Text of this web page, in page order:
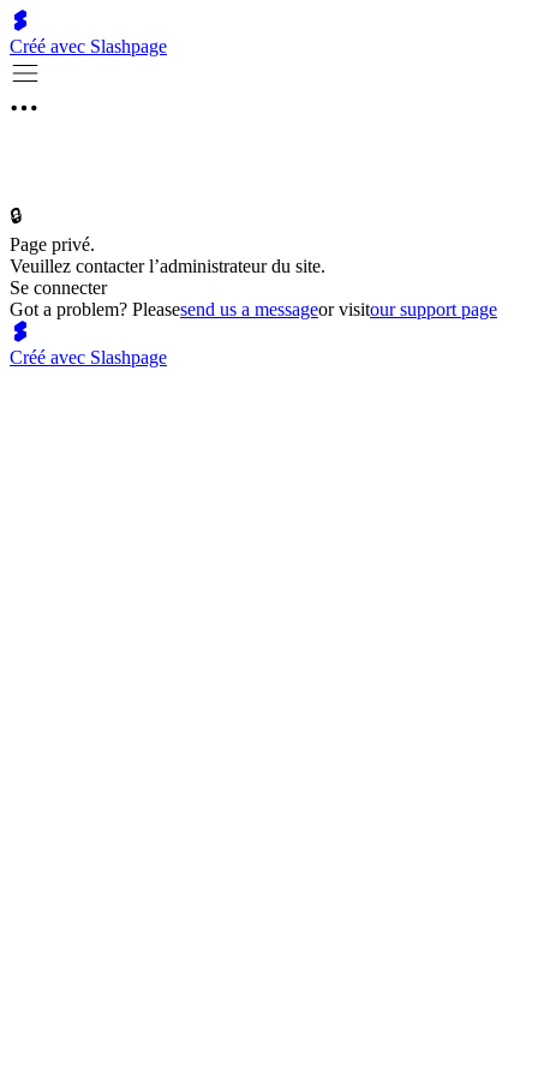
Créé avec Slashpage
🔒
Page privé.
Veuillez contacter l’administrateur du site.
Se connecter
Got a problem? Pleasesend us a messageor visitour support page
Créé avec Slashpage